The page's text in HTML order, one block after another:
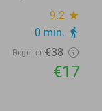
9.2 star
0 min. directions_walk
Regulier €38
€17